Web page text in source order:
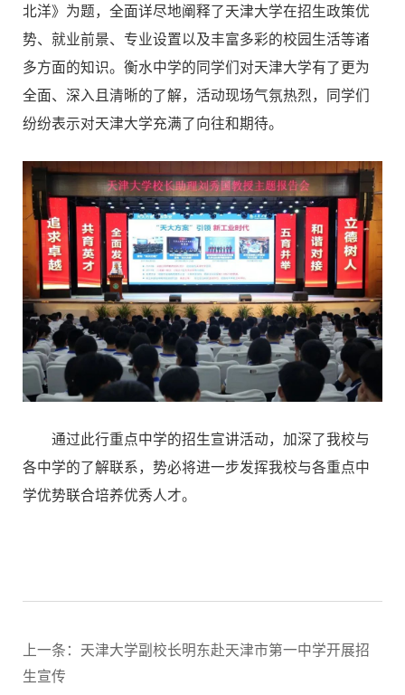
北洋》为题，全面详尽地阐释了天津大学在招生政策优
势、就业前景、专业设置以及丰富多彩的校园生活等诸
多方面的知识。衡水中学的同学们对天津大学有了更为
全面、深入且清晰的了解，活动现场气氛热烈，同学们
纷纷表示对天津大学充满了向往和期待。
通过此行重点中学的招生宣讲活动，加深了我校与
各中学的了解联系，势必将进一步发挥我校与各重点中
学优势联合培养优秀人才。
上一条： 天津大学副校长明东赴天津市第一中学开展招
生宣传